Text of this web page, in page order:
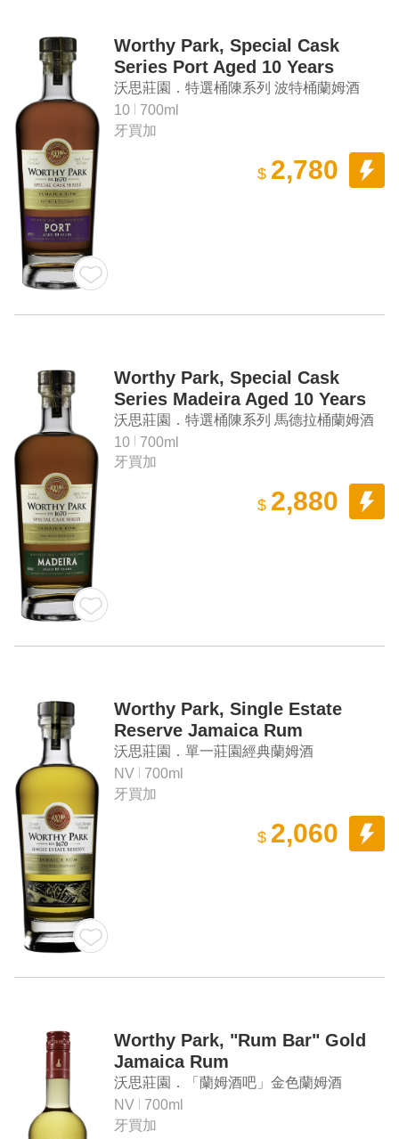
Worthy Park, Special Cask
Series Port Aged 10 Years
Jamaica Rum
沃思莊園．特選桶陳系列 波特桶蘭姆酒
10
700ml
牙買加
$ 2,780
Worthy Park, Special Cask
Series Madeira Aged 10 Years
Jamaica Rum
沃思莊園．特選桶陳系列 馬德拉桶蘭姆酒
10
700ml
牙買加
$ 2,880
Worthy Park, Single Estate
Reserve Jamaica Rum
沃思莊園．單一莊園經典蘭姆酒
NV
700ml
牙買加
$ 2,060
Worthy Park, "Rum Bar" Gold
Jamaica Rum
沃思莊園．「蘭姆酒吧」金色蘭姆酒
NV
700ml
牙買加